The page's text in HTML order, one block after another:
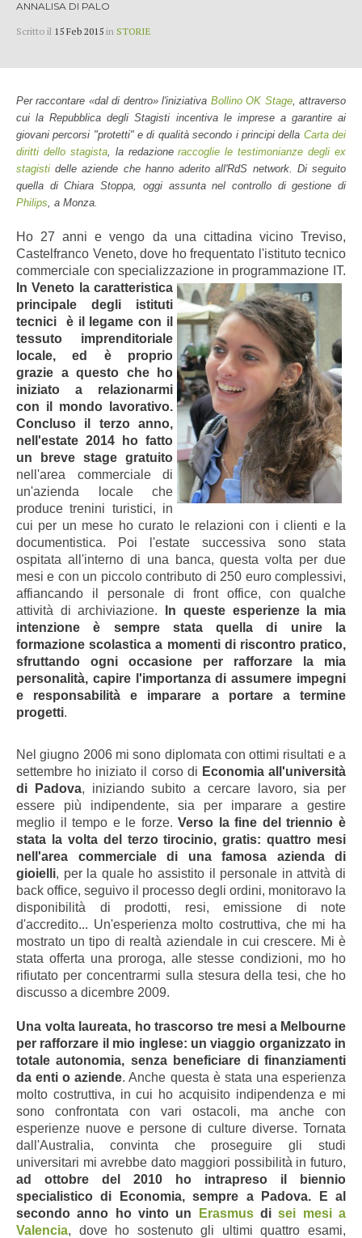
ANNALISA DI PALO
Scritto il 15 Feb 2015 in STORIE
Per raccontare «dal di dentro» l'iniziativa Bollino OK Stage, attraverso
cui la Repubblica degli Stagisti incentiva le imprese a garantire ai
giovani percorsi "protetti" e di qualità secondo i principi della Carta dei
diritti dello stagista, la redazioneraccoglie le testimonianze degli ex
stagisti delle aziende che hanno aderito all'RdS network. Di seguito
quella di Chiara Stoppa, oggi assunta nel controllo di gestione di
Philips , a Monza.
Ho 27 anni e vengo da una cittadina vicino Treviso,
Castelfranco Veneto, dove ho frequentato l'istituto tecnico
commerciale con specializzazione in programmazione IT.
In Veneto la caratteristica
principale degli istituti
tecnici è il legame con il
tessuto imprenditoriale
locale, ed è proprio
grazie a questo che ho
iniziato a relazionarmi
con il mondo lavorativo.
Concluso il terzo anno,
nell'estate 2014 ho fatto
un breve stage gratuito
nell'area commerciale di
un'azienda locale che
produce trenini turistici, in
cui per un mese ho curato le relazioni con i clienti e la
documentistica. Poi l'estate successiva sono stata
ospitata all'interno di una banca, questa volta per due
mesi e con un piccolo contributo di 250 euro complessivi,
affiancando il personale di front office, con qualche
attività di archiviazione.
In queste esperienze la mia
intenzione è sempre stata quella di unire la
formazione scolastica a momenti di riscontro pratico,
sfruttando ogni occasione per rafforzare la mia
personalità, capire l'importanza di assumere impegni
e responsabilità e imparare a portare a termine
progetti.
Nel giugno 2006 mi sono diplomata con ottimi risultati e a
settembre ho iniziato il corso di Economia all'università
di Padova, iniziando subito a cercare lavoro, sia per
essere più indipendente, sia per imparare a gestire
meglio il tempo e le forze.Verso la fine del triennio è
stata la volta del terzo tirocinio, gratis: quattro mesi
nell'area commerciale di una famosa azienda di
gioielli, per la quale ho assistito il personale in attvità di
back office, seguivo il processo degli ordini, monitoravo la
disponibilità di prodotti, resi, emissione di note
d'accredito... Un'esperienza molto costruttiva, che mi ha
mostrato un tipo di realtà aziendale in cui crescere. Mi è
stata offerta una proroga, alle stesse condizioni, mo ho
rifiutato per concentrarmi sulla stesura della tesi, che ho
discusso a dicembre 2009.
Una volta laureata, ho trascorso tre mesi a Melbourne
per rafforzare il mio inglese: un viaggio organizzato in
totale autonomia, senza beneficiare di finanziamenti
da enti o aziende. Anche questa è stata una esperienza
molto costruttiva, in cui ho acquisito indipendenza e mi
sono confrontata con vari ostacoli, ma anche con
esperienze nuove e persone di culture diverse. Tornata
dall'Australia, convinta che proseguire gli studi
universitari mi avrebbe dato maggiori possibilità in futuro,
ad ottobre del 2010 ho intrapreso il biennio
specialistico di Economia, sempre a Padova. E al
secondo anno ho vinto un
Erasmusdisei mesi a
Valencia, dove ho sostenuto gli ultimi quattro esami,